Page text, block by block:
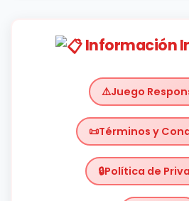
Información
Juego
Términos y
Política de